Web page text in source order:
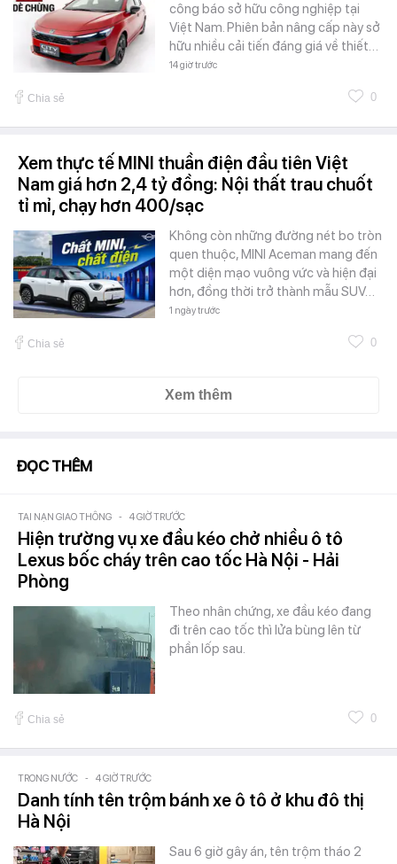
công báo sở hữu công nghiệp tại
Việt Nam. Phiên bản nâng cấp này sở
hữu nhiều cải tiến đáng giá về thiết…
14 giờ trước
Chia sẻ 0
Xem thực tế MINI thuần điện đầu tiên Việt
Nam giá hơn 2,4 tỷ đồng: Nội thất trau chuốt
tỉ mỉ, chạy hơn 400/sạc
Không còn những đường nét bo tròn
quen thuộc, MINI Aceman mang đến
một diện mạo vuông vức và hiện đại
hơn, đồng thời trở thành mẫu SUV…
1 ngày trước
Chia sẻ 0
Xem thêm
ĐỌC THÊM
TAI NẠN GIAO THÔNG - 4 GIỜ TRƯỚC
Hiện trường vụ xe đầu kéo chở nhiều ô tô
Lexus bốc cháy trên cao tốc Hà Nội - Hải
Phòng
Theo nhân chứng, xe đầu kéo đang
đi trên cao tốc thì lửa bùng lên từ
phần lốp sau.
Chia sẻ 0
TRONG NƯỚC - 4 GIỜ TRƯỚC
Danh tính tên trộm bánh xe ô tô ở khu đô thị
Hà Nội
Sau 6 giờ gây án, tên trộm tháo 2